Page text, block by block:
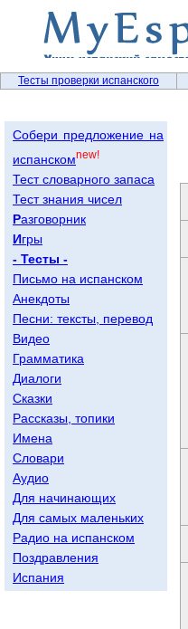
Тесты проверки испанского
Собери предложение на
испанскомnew!
Тест словарного запаса
Тест знания чисел
Разговорник
Игры
- Тесты -
Письмо на испанском
Анекдоты
Песни: тексты, перевод
Видео
Грамматика
Диалоги
Сказки
Рассказы, топики
Имена
Словари
Аудио
Для начинающих
Для самых маленьких
Радио на испанском
Поздравления
Испания